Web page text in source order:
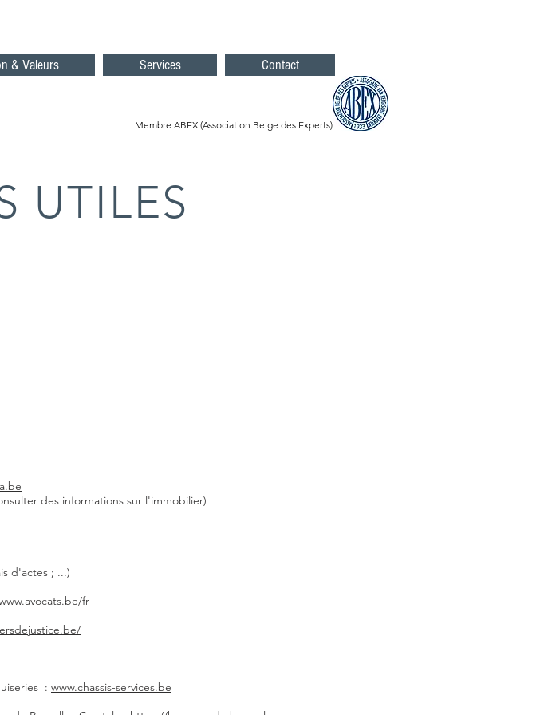
& Valeurs Services Contact
Membre ABEX (Association Belge des Experts)
UTILES
des informations sur l'immobilier)
d'actes ; ...)
fr
: www.chassis-services.be